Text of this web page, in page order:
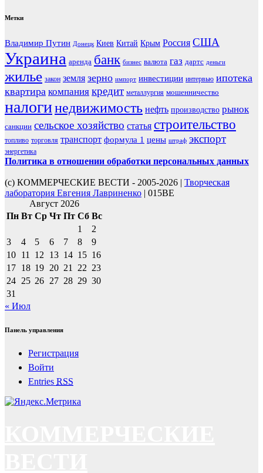
Метки
Владимир Путин Донецк Киев Китай Крым Россия США
Украина аренда банк бизнес валюта газ дартс деньги
жилье закон земля зерно импорт инвестиции интервью ипотека
квартира компания кредит металлургия мошенничество
налогинедвижимость нефть производство рынок
санкции сельское хозяйство статья строительство
топливо торговля транспорт формула 1 цены штраф экспорт
энергетика
Политика в отношении обработки персональных данных
(с) КОММЕРЧЕСКИЕ ВЕСТИ - 2005-2026 | Творческая
лаборатория Евгения Лавриненко | 015BE
Август 2026
Пн Вт Ср Чт Пт Сб Вс
1
2
3
4 5 6 7 8
9
10 11 12 13 14 15 16
17 18 19 20 21 22 23
24 25 26 27 28 29 30
31
« Июл
Панель управления
Регистрация
Войти
Entries RSS